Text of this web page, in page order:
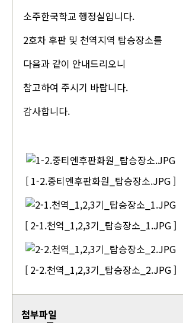
소주한국학교 행정실입니다.
2호차 후판 및 천역지역 탑승장소를
다음과 같이 안내드리오니
참고하여 주시기 바랍니다.
감사합니다.
[ 1-2.중티엔후판화원_탑승장소.JPG ]
[ 2-1.천역_1,2,3기_탑승장소_1.JPG ]
[ 2-2.천역_1,2,3기_탑승장소_2.JPG ]
첨부파일